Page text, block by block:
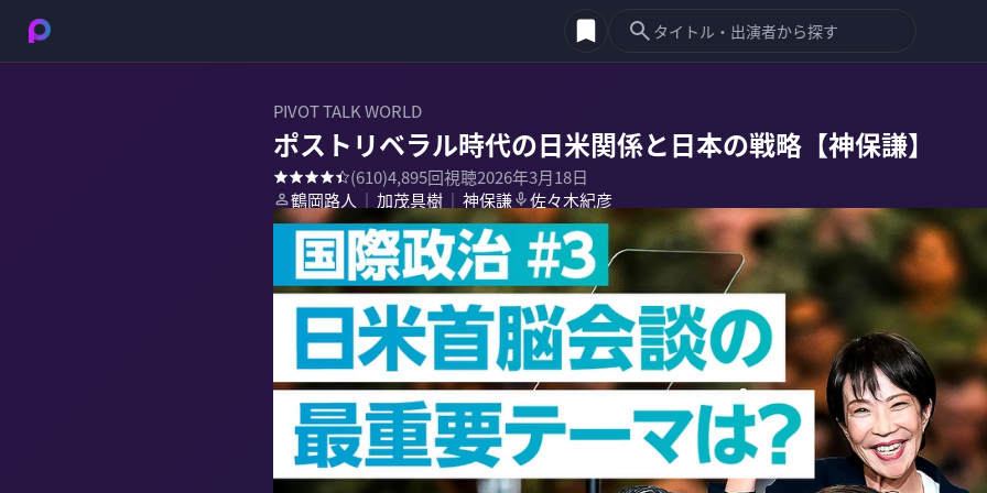
PIVOT TALK WORLD
ポストリベラル時代の日米関係と日本の戦略【神保謙】
(610)4,895回視聴2026年3月18日
鶴岡路人 ｜ 加茂具樹 ｜ 神保謙 佐々木紀彦